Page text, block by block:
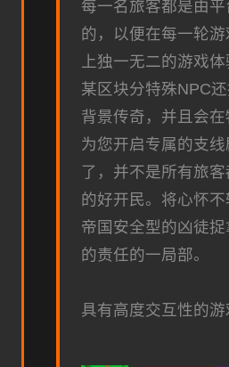
每一名旅客都是由
的，以便在每一轮
上独一无二的游戏
某区块分特殊NPC
背景传奇，并且会
为您开启专属的支
了，并不是所有旅
的好开民。将心怀
帝国安全型的凶徒
的责任的一局部。
具有高度交互性的游